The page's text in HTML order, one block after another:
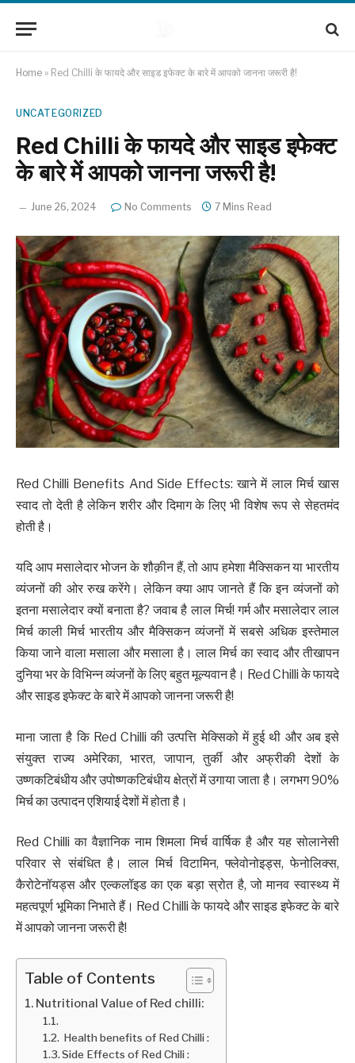
Home » Red Chilli के फायदे और साइड इफेक्ट के बारे में आपको जानना जरूरी है!
UNCATEGORIZED
Red Chilli के फायदे और साइड इफेक्ट
के बारे में आपको जानना जरूरी है!
June 26, 2024 No Comments 7 Mins Read
Red Chilli Benefits And Side Effects: खाने में लाल मिर्च खास
स्वाद तो देती है लेकिन शरीर और दिमाग के लिए भी विशेष रूप से सेहतमंद
होती है।
यदि आप मसालेदार भोजन के शौक़ीन हैं, तो आप हमेशा मैक्सिकन या भारतीय
व्यंजनों की ओर रुख करेंगे। लेकिन क्या आप जानते हैं कि इन व्यंजनों को
इतना मसालेदार क्यों बनाता है? जवाब है लाल मिर्च! गर्म और मसालेदार लाल
मिर्च काली मिर्च भारतीय और मैक्सिकन व्यंजनों में सबसे अधिक इस्तेमाल
किया जाने वाला मसाला और मसाला है। लाल मिर्च का स्वाद और तीखापन
दुनिया भर के विभिन्न व्यंजनों के लिए बहुत मूल्यवान है। Red Chilli के फायदे
और साइड इफेक्ट के बारे में आपको जानना जरूरी है!
माना जाता है कि Red Chilli की उत्पत्ति मेक्सिको में हुई थी और अब इसे
संयुक्त राज्य अमेरिका, भारत, जापान, तुर्की और अफ्रीकी देशों के
उष्णकटिबंधीय और उपोष्णकटिबंधीय क्षेत्रों में उगाया जाता है। लगभग 90%
मिर्च का उत्पादन एशियाई देशों में होता है।
Red Chilli का वैज्ञानिक नाम शिमला मिर्च वार्षिक है और यह सोलानेसी
परिवार से संबंधित है। लाल मिर्च विटामिन, फ्लेवोनोइड्स, फेनोलिक्स,
कैरोटेनॉयड्स और एल्कलॉइड का एक बड़ा स्रोत है, जो मानव स्वास्थ्य में
महत्वपूर्ण भूमिका निभाते हैं। Red Chilli के फायदे और साइड इफेक्ट के बारे
में आपको जानना जरूरी है!
Table of Contents
Nutritional Value of Red chilli:
Health benefits of Red Chilli :
Side Effects of Red Chili :